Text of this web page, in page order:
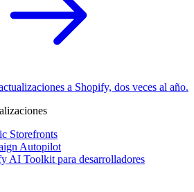
a Shopify, dos veces al año.
Storefronts
Autopilot
AI Toolkit para desarrolladores